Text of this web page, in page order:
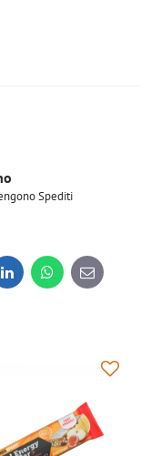
Spediti
LinkedInWhatsApp
E-
mail